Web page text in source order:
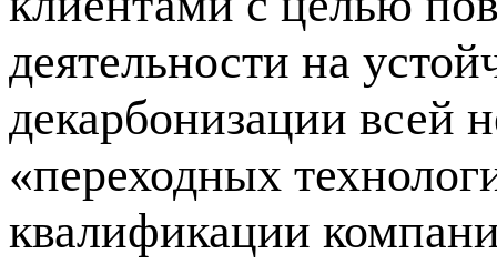
деятельности на
декарбонизации всей
«переходных
квалификации